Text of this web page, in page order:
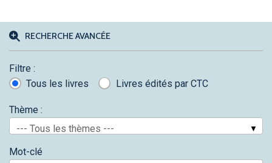
RECHERCHE AVANCÉE
Filtre :
Tous les livres
Livres édités par CTC
Thème :
--- Tous les thèmes ---
Mot-clé